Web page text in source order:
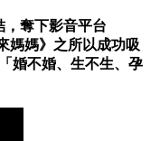
，奪下影音平台
媽媽》之所以成功吸
婚不婚、生不生、孕